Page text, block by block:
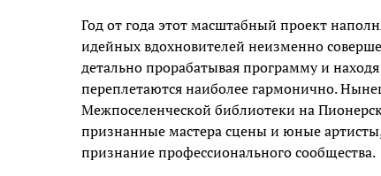
Год от года этот масштабный проект
идейных вдохновителей неизменно
детально прорабатывая программу и
переплетаются наиболее гармонично.
Межпоселенческой библиотеки на
признанные мастера сцены и юные
признание профессионального сообщества.